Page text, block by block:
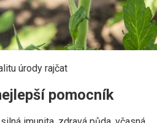
úrody rajčat
pomocník